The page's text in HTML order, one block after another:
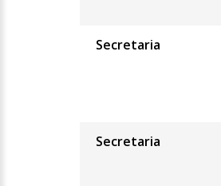
Secretaria
Secretaria